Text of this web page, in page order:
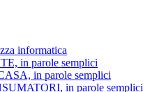
informatica
in parole semplici
in parole semplici
in parole semplici